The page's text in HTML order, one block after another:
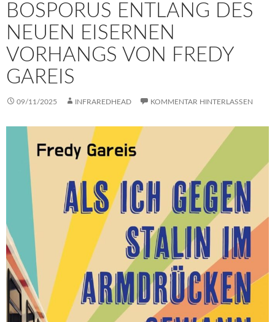
BOSPORUS ENTLANG DES
NEUEN EISERNEN
VORHANGS VON FREDY
GAREIS
09/11/2025 INFRAREDHEAD KOMMENTAR HINTERLASSEN